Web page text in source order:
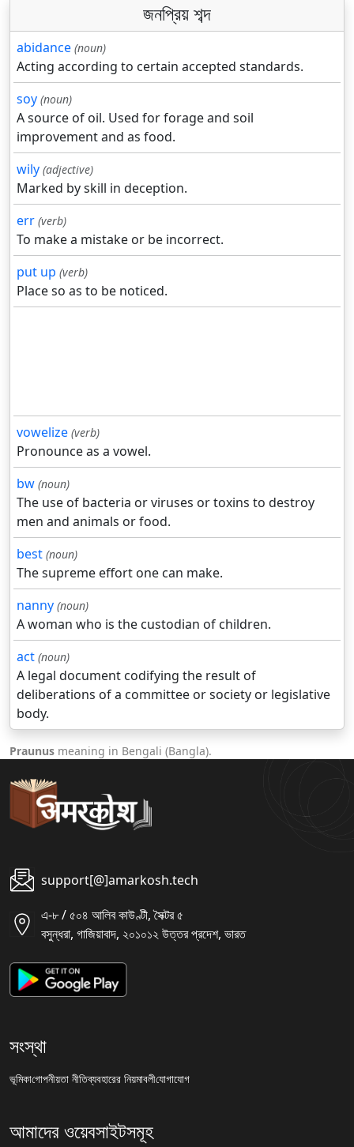
জনপ্রিয় শব্দ
abidance (noun)
Acting according to certain accepted standards.
soy (noun)
A source of oil. Used for forage and soil
improvement and as food.
wily (adjective)
Marked by skill in deception.
err (verb)
To make a mistake or be incorrect.
put up (verb)
Place so as to be noticed.
vowelize (verb)
Pronounce as a vowel.
bw (noun)
The use of bacteria or viruses or toxins to destroy
men and animals or food.
best (noun)
The supreme effort one can make.
nanny (noun)
A woman who is the custodian of children.
act (noun)
A legal document codifying the result of
deliberations of a committee or society or legislative
body.
Praunus meaning in Bengali (Bangla).
support[@]amarkosh.tech
এ-৮ / ৫০৪ আলিব কাউণ্টী, সৈক্টর ৫
বসুন্ধরা, গাজিয়াবাদ, ২০১০১২ উত্তর প্রদেশ, ভারত
সংস্থা
ভূমিকাগোপনীয়তা নীতিব্যবহারের নিয়মাবলীযোগাযোগ
আমাদের ওয়েবসাইটসমূহ